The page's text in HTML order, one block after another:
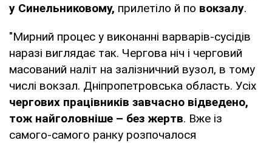
у Синельниковому, прилетіло й по вокзалу.
"Мирний процес у виконанні варварів-сусідів
наразі виглядає так. Чергова ніч і черговий
масований наліт на залізничний вузол, в тому
числі вокзал. Дніпропетровська область. Усіх
чергових працівників завчасно відведено,
тож найголовніше – без жертв. Вже із
самого-самого ранку розпочалося